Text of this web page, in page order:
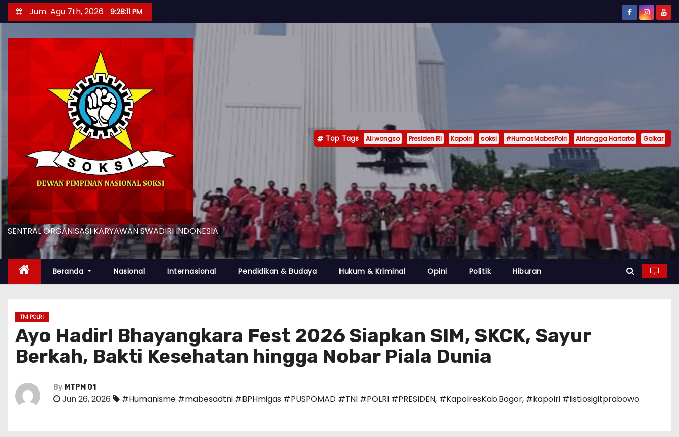
k
t
Jum. Agu 7th, 2026 9:28:13 PM
SENTRAL ORGANISASI KARYAWAN SWADIRI INDONESIA
Top Tags Ali wongso Presiden RI Kapolri soksi #HumasMabesPolri Airlangga Hartarto Golkar
Beranda Nasional Internasional Pendidikan & Budaya Hukum & Kriminal Opini Politik Hiburan
TNI POLRI
Ayo Hadir! Bhayangkara Fest 2026 Siapkan SIM, SKCK, Sayur
Berkah, Bakti Kesehatan hingga Nobar Piala Dunia
By MTPM 01
Jun 26, 2026 #Humanisme #mabesadtni #BPHmigas #PUSPOMAD #TNI #POLRI #PRESIDEN, #KapolresKab.Bogor, #kapolri #listiosigitprabowo